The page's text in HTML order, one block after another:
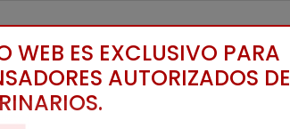
Inicio Catálogo Nosotros
WEB ES EXCLUSIVO PARA
AUTORIZADOS DE